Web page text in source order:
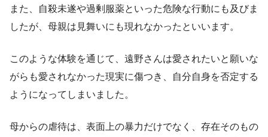
また、自殺未遂や過剰服薬といった危険な行動にも及びま
したが、母親は見舞いにも現れなかったといいます。
このような体験を通じて、遠野さんは愛されたいと願いな
がらも愛されなかった現実に傷つき、自分自身を否定する
ようになってしまいました。
母からの虐待は、表面上の暴力だけでなく、存在そのもの